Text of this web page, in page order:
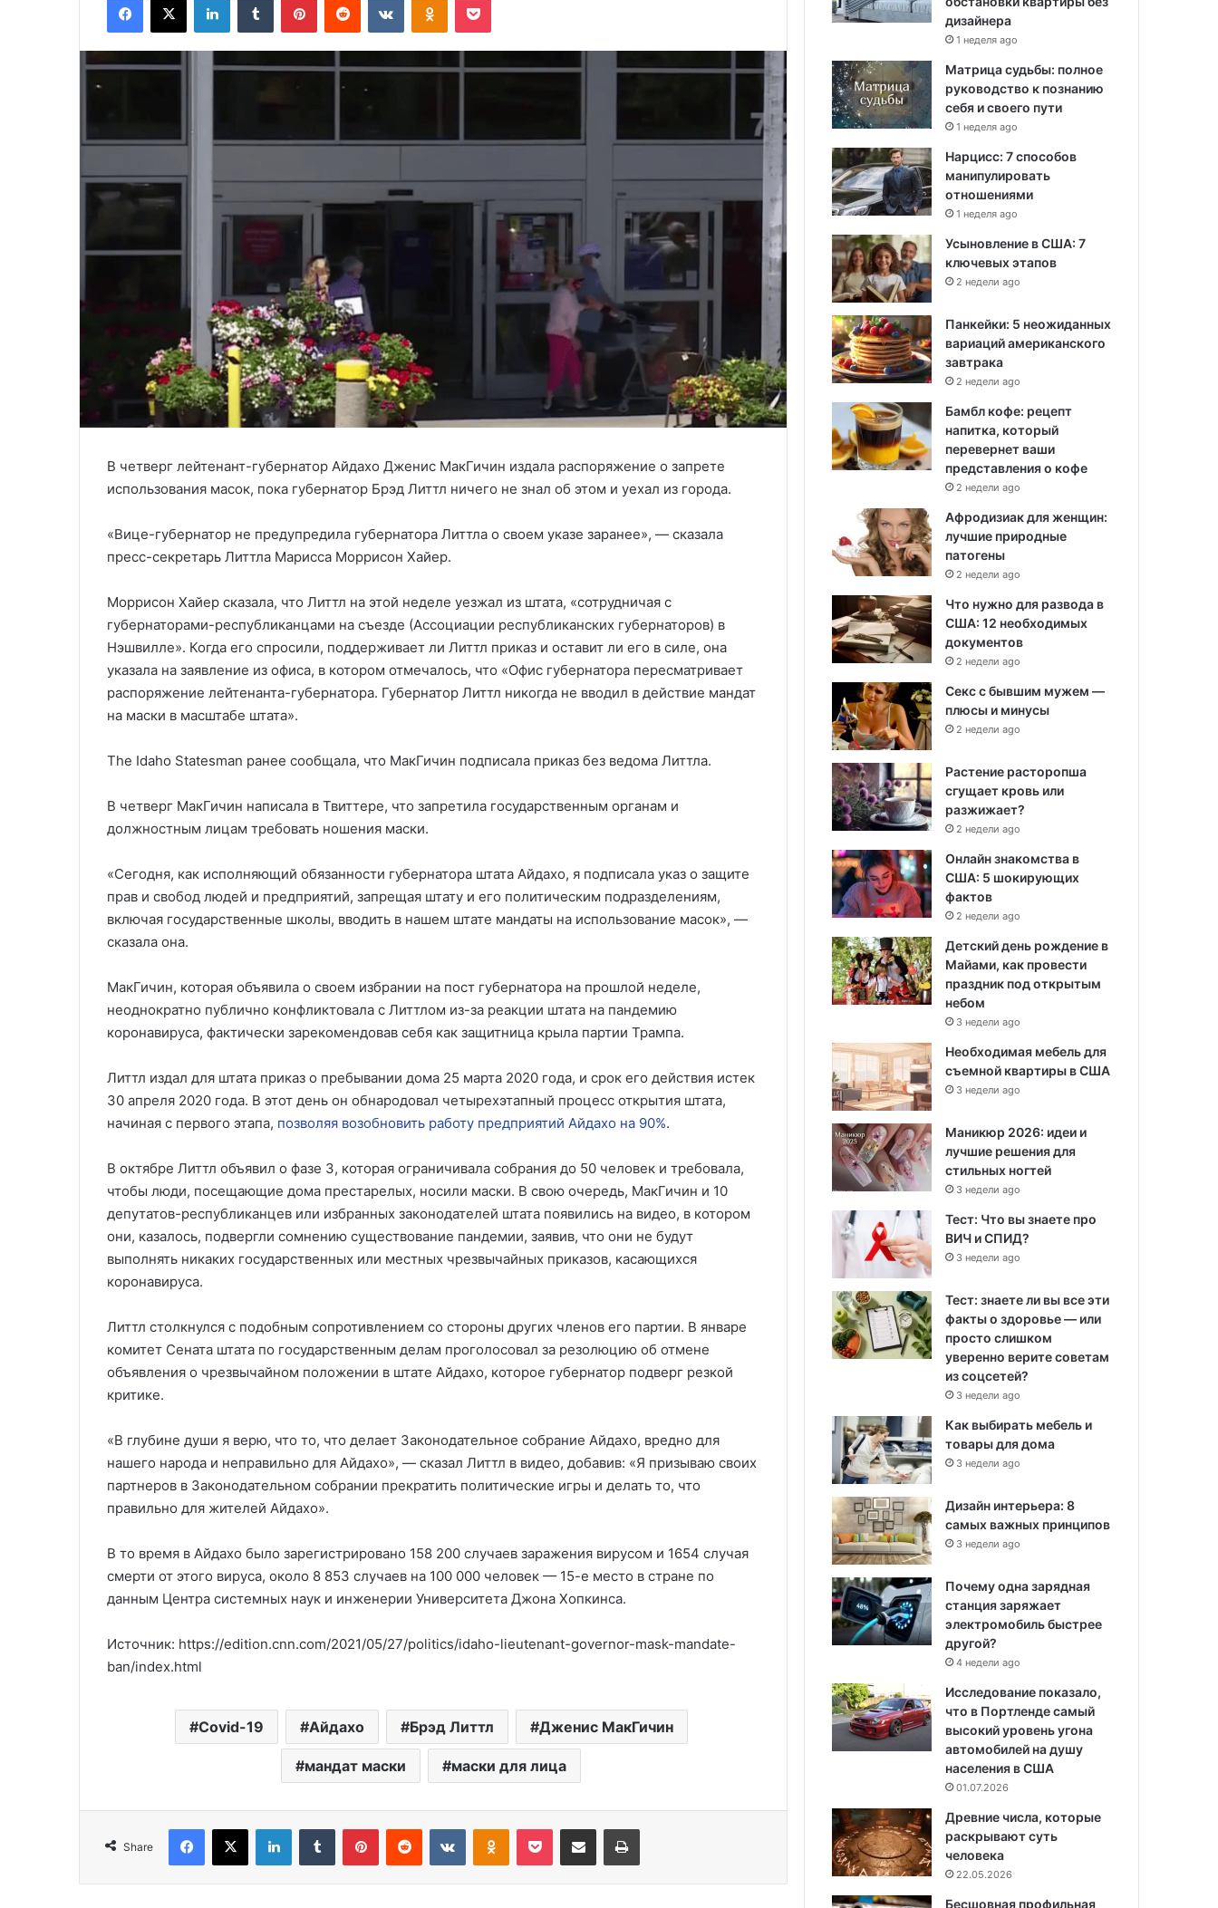
В четверг лейтенант-губернатор Айдахо Дженис МакГичин издала распоряжение о запрете
использования масок, пока губернатор Брэд Литтл ничего не знал об этом и уехал из города.
«Вице-губернатор не предупредила губернатора Литтла о своем указе заранее», — сказала
пресс-секретарь Литтла Марисса Моррисон Хайер.
Моррисон Хайер сказала, что Литтл на этой неделе уезжал из штата, «сотрудничая с
губернаторами-республиканцами на съезде (Ассоциации республиканских губернаторов) в
Нэшвилле». Когда его спросили, поддерживает ли Литтл приказ и оставит ли его в силе, она
указала на заявление из офиса, в котором отмечалось, что «Офис губернатора пересматривает
распоряжение лейтенанта-губернатора. Губернатор Литтл никогда не вводил в действие мандат
на маски в масштабе штата».
The Idaho Statesman ранее сообщала, что МакГичин подписала приказ без ведома Литтла.
В четверг МакГичин написала в Твиттере, что запретила государственным органам и
должностным лицам требовать ношения маски.
«Сегодня, как исполняющий обязанности губернатора штата Айдахо, я подписала указ о защите
прав и свобод людей и предприятий, запрещая штату и его политическим подразделениям,
включая государственные школы, вводить в нашем штате мандаты на использование масок», —
сказала она.
МакГичин, которая объявила о своем избрании на пост губернатора на прошлой неделе,
неоднократно публично конфликтовала с Литтлом из-за реакции штата на пандемию
коронавируса, фактически зарекомендовав себя как защитница крыла партии Трампа.
Литтл издал для штата приказ о пребывании дома 25 марта 2020 года, и срок его действия истек
30 апреля 2020 года. В этот день он обнародовал четырехэтапный процесс открытия штата,
начиная с первого этапа, позволяя возобновить работу предприятий Айдахо на 90%.
В октябре Литтл объявил о фазе 3, которая ограничивала собрания до 50 человек и требовала,
чтобы люди, посещающие дома престарелых, носили маски. В свою очередь, МакГичин и 10
депутатов-республиканцев или избранных законодателей штата появились на видео, в котором
они, казалось, подвергли сомнению существование пандемии, заявив, что они не будут
выполнять никаких государственных или местных чрезвычайных приказов, касающихся
коронавируса.
Литтл столкнулся с подобным сопротивлением со стороны других членов его партии. В январе
комитет Сената штата по государственным делам проголосовал за резолюцию об отмене
объявления о чрезвычайном положении в штате Айдахо, которое губернатор подверг резкой
критике.
«В глубине души я верю, что то, что делает Законодательное собрание Айдахо, вредно для
нашего народа и неправильно для Айдахо», — сказал Литтл в видео, добавив: «Я призываю своих
партнеров в Законодательном собрании прекратить политические игры и делать то, что
правильно для жителей Айдахо».
В то время в Айдахо было зарегистрировано 158 200 случаев заражения вирусом и 1654 случая
смерти от этого вируса, около 8 853 случаев на 100 000 человек — 15-е место в стране по
данным Центра системных наук и инженерии Университета Джона Хопкинса.
Источник: https://edition.cnn.com/2021/05/27/politics/idaho-lieutenant-governor-mask-mandate-
ban/index.html
Covid-19 Айдахо Брэд Литтл Дженис МакГичин
мандат маски маски для лица
Share
Америка имеет огромный избыток
сыра
Роль политических партий в
выборах США: 8 ключевых фактов
дизайнера
1 неделя ago
Матрица судьбы: полное
руководство к познанию
себя и своего пути
1 неделя ago
Нарцисс: 7 способов
манипулировать
отношениями
1 неделя ago
Усыновление в США: 7
ключевых этапов
2 недели ago
Панкейки: 5 неожиданных
вариаций американского
завтрака
2 недели ago
Бамбл кофе: рецепт
напитка, который
перевернет ваши
представления о кофе
2 недели ago
Афродизиак для женщин:
лучшие природные
патогены
2 недели ago
Что нужно для развода в
США: 12 необходимых
документов
2 недели ago
Секс с бывшим мужем —
плюсы и минусы
2 недели ago
Растение расторопша
сгущает кровь или
разжижает?
2 недели ago
Онлайн знакомства в
США: 5 шокирующих
фактов
2 недели ago
Детский день рождение в
Майами, как провести
праздник под открытым
небом
3 недели ago
Необходимая мебель для
съемной квартиры в США
3 недели ago
Маникюр 2026: идеи и
лучшие решения для
стильных ногтей
3 недели ago
Тест: Что вы знаете про
ВИЧ и СПИД?
3 недели ago
Тест: знаете ли вы все эти
факты о здоровье — или
просто слишком
уверенно верите советам
из соцсетей?
3 недели ago
Как выбирать мебель и
товары для дома
3 недели ago
Дизайн интерьера: 8
самых важных принципов
3 недели ago
Почему одна зарядная
станция заряжает
электромобиль быстрее
другой?
4 недели ago
Исследование показало,
что в Портленде самый
высокий уровень угона
автомобилей на душу
населения в США
01.07.2026
Древние числа, которые
раскрывают суть
человека
22.05.2026
Бесшовная профильная